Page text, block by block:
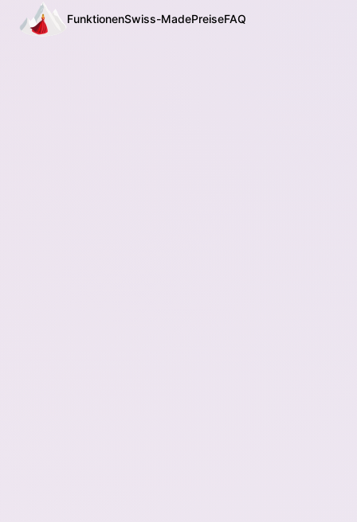
FunktionenSwiss-MadePreiseFAQ